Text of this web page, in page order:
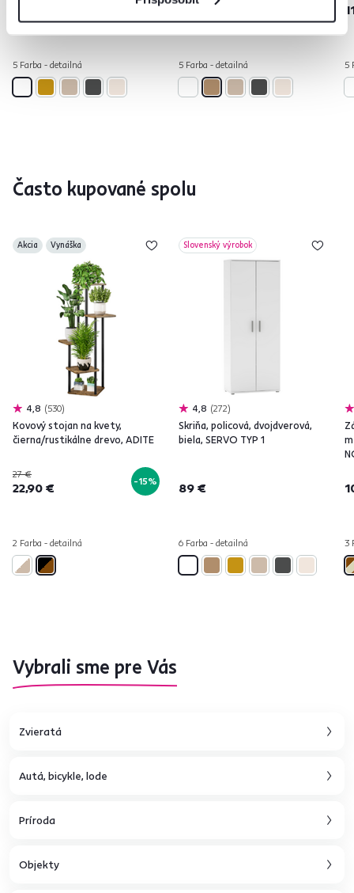
5 Farba - detailná 5 Farba - detailná 5
Často kupované spolu
Akcia Vynáška
4,8 530
Kovový stojan na kvety,
čierna/rustikálne drevo, ADITE
27 €
22,90 € -15%
2 Farba - detailná
Slovenský výrobok
4,8 272
Skriňa, policová, dvojdverová,
biela, SERVO TYP 1
89 €
6 Farba - detailná 3
Vybrali sme pre Vás
Zvieratá
Autá, bicykle, lode
Príroda
Objekty